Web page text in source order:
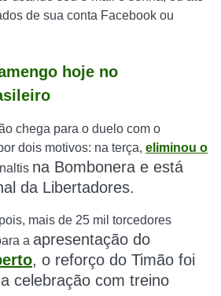
de sua conta Facebook ou
hoje no
chega para o duelo com o
dois motivos: na terça, eliminou o
na Bombonera e está
da Libertadores.
mais de 25 mil torcedores
a apresentação do
, o reforço do Timão foi
celebração com treino